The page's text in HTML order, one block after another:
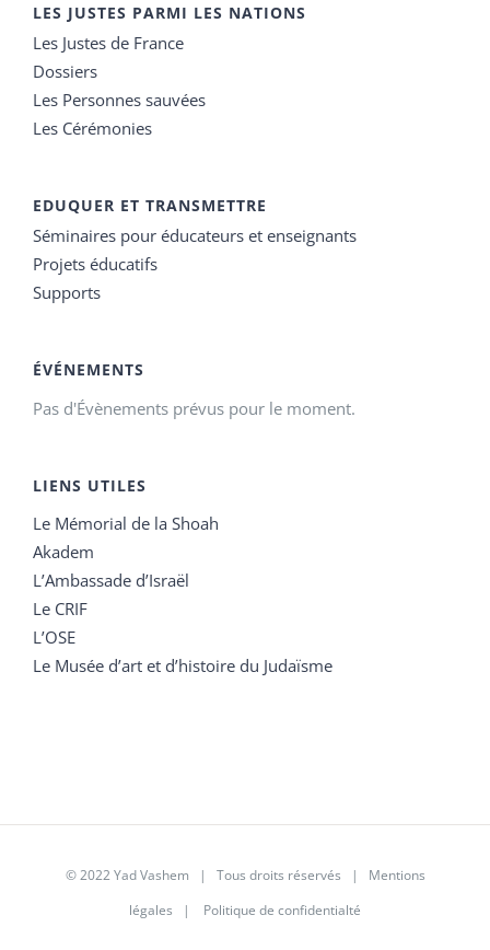
LES JUSTES PARMI LES NATIONS
Les Justes de France
Dossiers
Les Personnes sauvées
Les Cérémonies
EDUQUER ET TRANSMETTRE
Séminaires pour éducateurs et enseignants
Projets éducatifs
Supports
ÉVÉNEMENTS
Pas d'Évènements prévus pour le moment.
LIENS UTILES
Le Mémorial de la Shoah
Akadem
L’Ambassade d’Israël
Le CRIF
L’OSE
Le Musée d’art et d’histoire du Judaïsme
© 2022 Yad Vashem | Tous droits réservés | Mentions
légales | Politique de confidentialté